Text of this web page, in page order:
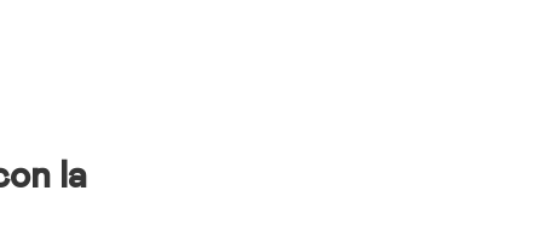
la